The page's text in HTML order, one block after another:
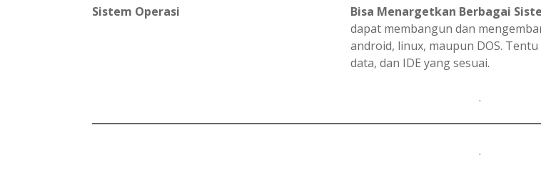
Sistem Operasi Bisa Menargetkan Berbagai
dapat membangun dan
android, linux, maupun DOS.
data, dan IDE yang sesuai.
.
.